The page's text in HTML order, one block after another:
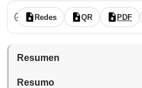
Núm. 22 (2023): Hacia los diez
revisado por pares acceso
Redes QR PDF
Resumen
Resumo